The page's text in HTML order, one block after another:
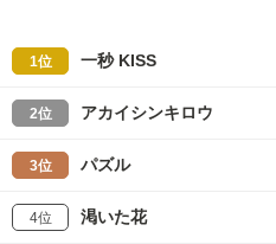
1位 一秒 KISS
2位 アカイシンキロウ
3位 パズル
4位 渇いた花